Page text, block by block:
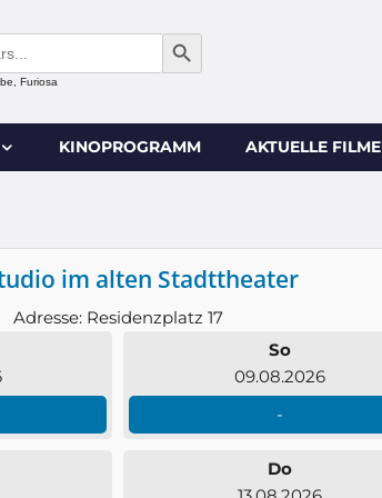
SEARCH BUTTON
Furiosa
KINOPROGRAMM AKTUELLE FILME
im alten Stadttheater
Adresse: Residenzplatz 17
So
09.08.2026
-
Do